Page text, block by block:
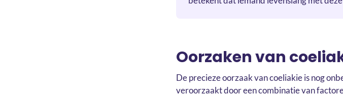
Oorzaken van
De precieze oorzaak van coeliakie is nog
veroorzaakt door een combinatie van